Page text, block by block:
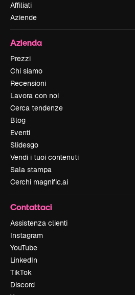
Affiliati
Aziende
Azienda
Prezzi
Chi siamo
Recensioni
Lavora con noi
Cerca tendenze
Blog
Eventi
Slidesgo
Vendi i tuoi contenuti
Sala stampa
Cerchi magnific.ai
Contattaci
Assistenza clienti
Instagram
YouTube
LinkedIn
TikTok
Discord